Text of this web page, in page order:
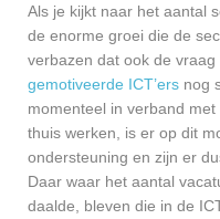
Als je kijkt naar het aantal
de enorme groei die de
verbazen dat ook de
gemotiveerde ICT’ers nog
momenteel in verband
thuis werken, is er op dit
ondersteuning en zijn er
Daar waar het aantal
daalde, bleven die in de